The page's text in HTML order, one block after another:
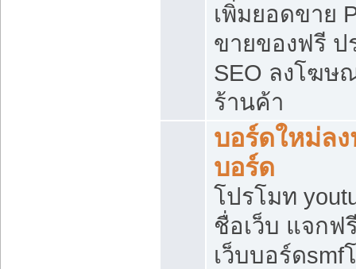
เพิ่มยอดขาย
ขายของฟรี ป
SEO ลงโฆษ
ร้านค้า
บอร์ดใหม่ลง
บอร์ด
โปรโมท
ชื่อเว็บ แจกฟ
เว็บบอร์ดsmf